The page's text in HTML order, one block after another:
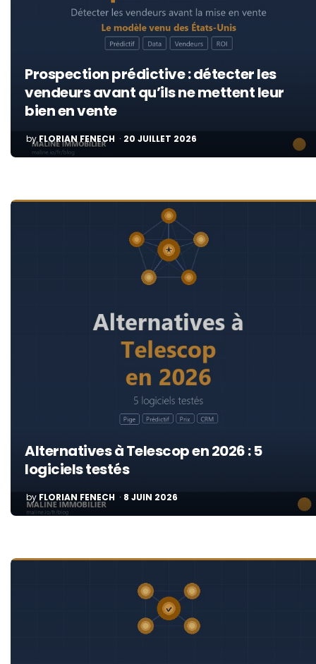
Prospection prédictive : détecter les
vendeurs avant qu’ils ne mettent leur
bien en vente
POSTED
BY
byFLORIAN FENECH 20 JUILLET 2026
Alternatives à Telescop en 2026 : 5
logiciels testés
POSTED
BY
by FLORIAN FENECH 8 JUIN 2026